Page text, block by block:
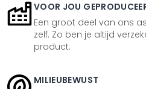
VOOR JOU
Een groot deel van ons
zelf. Zo ben je altijd
product.
MILIEUBEWUST